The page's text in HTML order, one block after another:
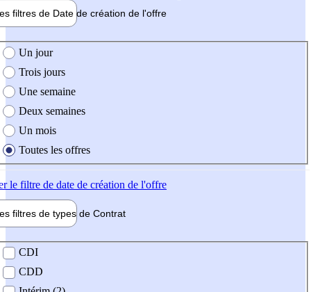
filtres de Date de création de l'offre
création de l'offre
Un jour
Trois jours
Une semaine
Deux semaines
Un mois
Toutes les offres
le filtre de date de création de l'offre
filtres de types de Contrat
contrat
CDI
CDD